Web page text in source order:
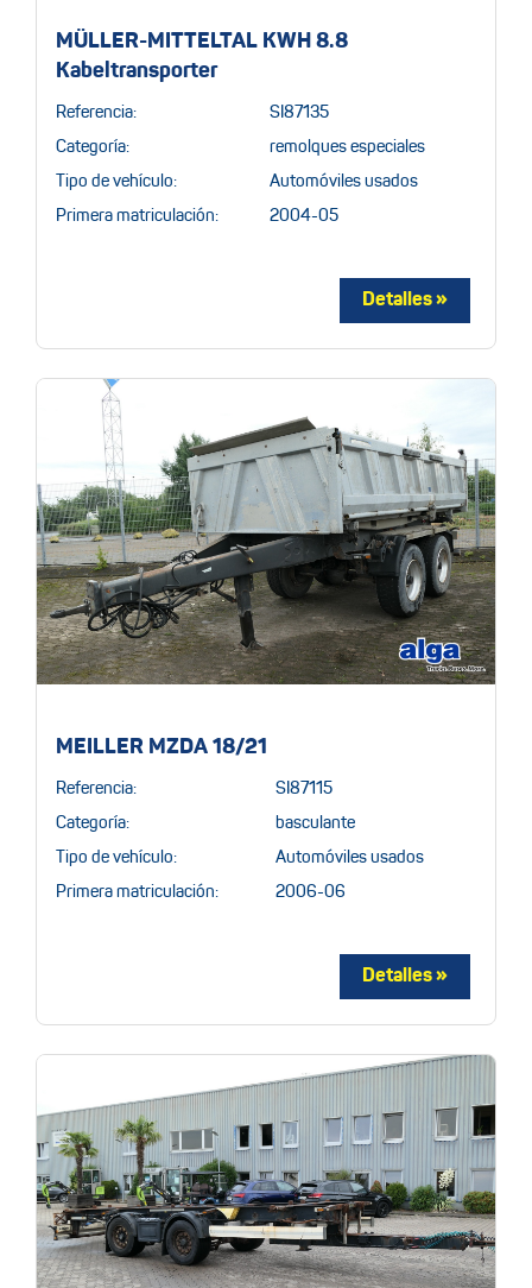
MÜLLER-MITTELTAL KWH 8.8
Kabeltransporter
Referencia: SI87135
Categoría: remolques especiales
Tipo de vehículo: Automóviles usados
Primera matriculación: 2004-05
MEILLER MZDA 18/21
Referencia: SI87115
Categoría: basculante
Tipo de vehículo: Automóviles usados
Primera matriculación: 2006-06